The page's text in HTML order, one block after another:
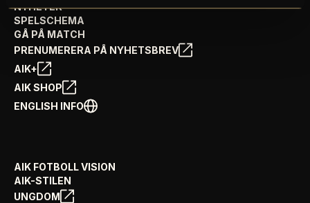
NYHETER
SPELSCHEMA
GÅ PÅ MATCH
PRENUMERERA PÅ NYHETSBREV
AIK+
AIK SHOP
ENGLISH INFO
AIK FOTBOLL VISION
AIK-STILEN
UNGDOM